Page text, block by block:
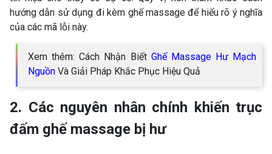
hướng dẫn sử dụng đi kèm ghế massage để hiểu rõ ý nghĩa
của các mã lỗi này.
Xem thêm: Cách Nhận Biết Ghế Massage Hư Mạch
Nguồn Và Giải Pháp Khắc Phục Hiệu Quả
2. Các nguyên nhân chính khiến trục
đấm ghế massage bị hư